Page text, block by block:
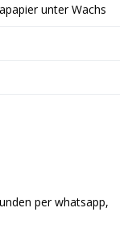
unter Wachs
per whatsapp,